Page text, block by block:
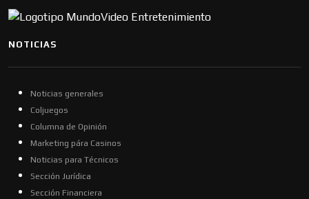
NOTICIAS
Noticias generales
Coljuegos
Columna de Opinión
Marketing pára Casinos
Noticias para Técnicos
Sección Jurídica
Sección Financiera